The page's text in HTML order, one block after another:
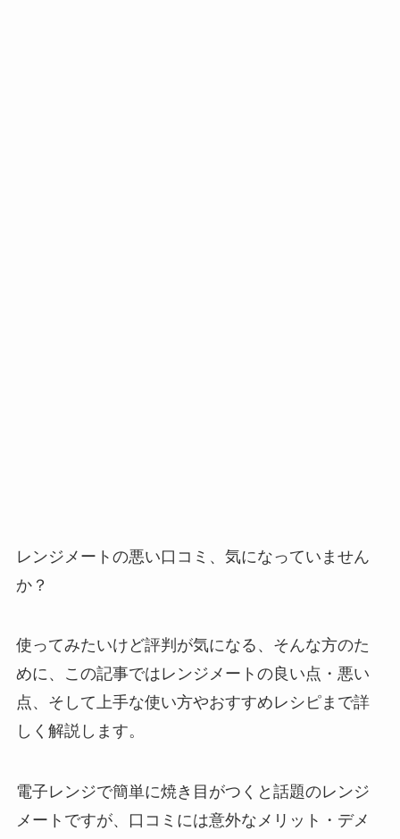
レンジメートの悪い口コミ、気になっていません
か？
使ってみたいけど評判が気になる、そんな方のた
めに、この記事ではレンジメートの良い点・悪い
点、そして上手な使い方やおすすめレシピまで詳
しく解説します。
電子レンジで簡単に焼き目がつくと話題のレンジ
メートですが、口コミには意外なメリット・デメ